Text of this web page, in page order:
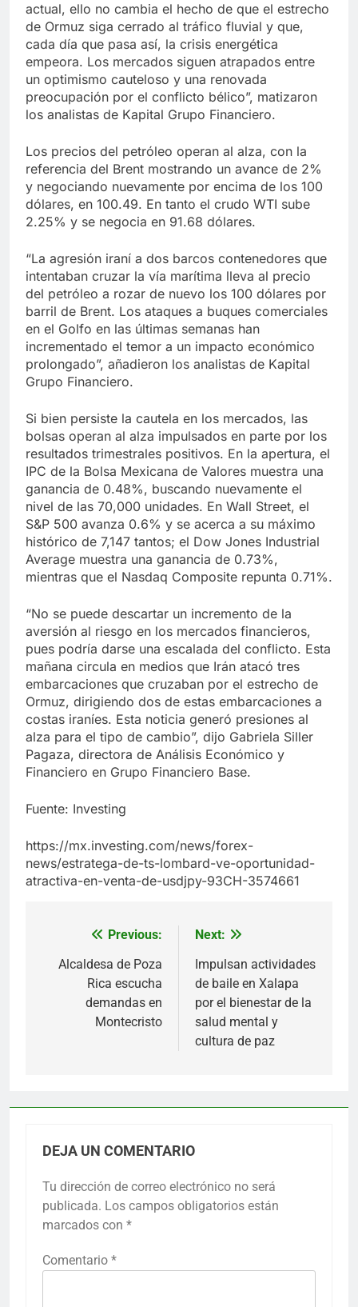
actual, ello no cambia el hecho de que el estrecho
de Ormuz siga cerrado al tráfico fluvial y que,
cada día que pasa así, la crisis energética
empeora. Los mercados siguen atrapados entre
un optimismo cauteloso y una renovada
preocupación por el conflicto bélico”, matizaron
los analistas de Kapital Grupo Financiero.
Los precios del petróleo operan al alza, con la
referencia del Brent mostrando un avance de 2%
y negociando nuevamente por encima de los 100
dólares, en 100.49. En tanto el crudo WTI sube
2.25% y se negocia en 91.68 dólares.
“La agresión iraní a dos barcos contenedores que
intentaban cruzar la vía marítima lleva al precio
del petróleo a rozar de nuevo los 100 dólares por
barril de Brent. Los ataques a buques comerciales
en el Golfo en las últimas semanas han
incrementado el temor a un impacto económico
prolongado”, añadieron los analistas de Kapital
Grupo Financiero.
Si bien persiste la cautela en los mercados, las
bolsas operan al alza impulsados en parte por los
resultados trimestrales positivos. En la apertura, el
IPC de la Bolsa Mexicana de Valores muestra una
ganancia de 0.48%, buscando nuevamente el
nivel de las 70,000 unidades. En Wall Street, el
S&P 500 avanza 0.6% y se acerca a su máximo
histórico de 7,147 tantos; el Dow Jones Industrial
Average muestra una ganancia de 0.73%,
mientras que el Nasdaq Composite repunta 0.71%.
“No se puede descartar un incremento de la
aversión al riesgo en los mercados financieros,
pues podría darse una escalada del conflicto. Esta
mañana circula en medios que Irán atacó tres
embarcaciones que cruzaban por el estrecho de
Ormuz, dirigiendo dos de estas embarcaciones a
costas iraníes. Esta noticia generó presiones al
alza para el tipo de cambio”, dijo Gabriela Siller
Pagaza, directora de Análisis Económico y
Financiero en Grupo Financiero Base.
Fuente: Investing
https://mx.investing.com/news/forex-
news/estratega-de-ts-lombard-ve-oportunidad-
atractiva-en-venta-de-usdjpy-93CH-3574661
Navegación
de
entradas
Previous:
Alcaldesa de Poza
Rica escucha
demandas en
Montecristo
Next:
Impulsan actividades
de baile en Xalapa
por el bienestar de la
salud mental y
cultura de paz
DEJA UN COMENTARIO
Tu dirección de correo electrónico no será
publicada. Los campos obligatorios están
marcados con *
Comentario *